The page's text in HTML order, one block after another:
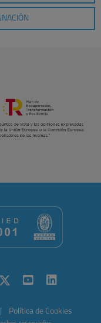
Política de Cookies